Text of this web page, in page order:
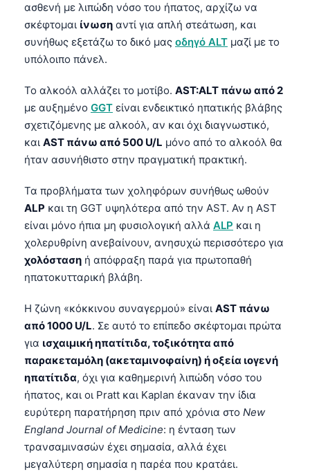
ασθενή με λιπώδη νόσο του ήπατος, αρχίζω να
σκέφτομαι ίνωση αντί για απλή στεάτωση, και
συνήθως εξετάζω το δικό μας οδηγό ALT μαζί με το
υπόλοιπο πάνελ.
Το αλκοόλ αλλάζει το μοτίβο. AST:ALT πάνω από 2
με αυξημένο GGT είναι ενδεικτικό ηπατικής βλάβης
σχετιζόμενης με αλκοόλ, αν και όχι διαγνωστικό,
και AST πάνω από 500 U/L μόνο από το αλκοόλ θα
ήταν ασυνήθιστο στην πραγματική πρακτική.
Τα προβλήματα των χοληφόρων συνήθως ωθούν
ALP και τη GGT υψηλότερα από την AST. Αν η AST
είναι μόνο ήπια μη φυσιολογική αλλά ALP και η
χολερυθρίνη ανεβαίνουν, ανησυχώ περισσότερο για
χολόσταση ή απόφραξη παρά για πρωτοπαθή
ηπατοκυτταρική βλάβη.
Η ζώνη «κόκκινου συναγερμού» είναι AST πάνω
από 1000 U/L. Σε αυτό το επίπεδο σκέφτομαι πρώτα
για ισχαιμική ηπατίτιδα, τοξικότητα από
παρακεταμόλη (ακεταμινοφαίνη) ή οξεία ιογενή
ηπατίτιδα, όχι για καθημερινή λιπώδη νόσο του
ήπατος, και οι Pratt και Kaplan έκαναν την ίδια
ευρύτερη παρατήρηση πριν από χρόνια στο New
England Journal of Medicine: η ένταση των
τρανσαμινασών έχει σημασία, αλλά έχει
μεγαλύτερη σημασία η παρέα που κρατάει.